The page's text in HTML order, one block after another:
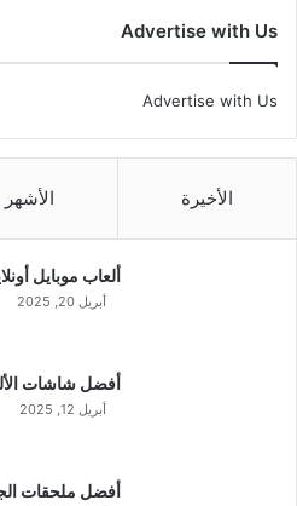
Advertise with Us
Advertise with Us
الأخيرة الأشهر
ألعاب موبايل
أبريل 20, 2025
أفضل شاشات
أبريل 12, 2025
أفضل ملحقات